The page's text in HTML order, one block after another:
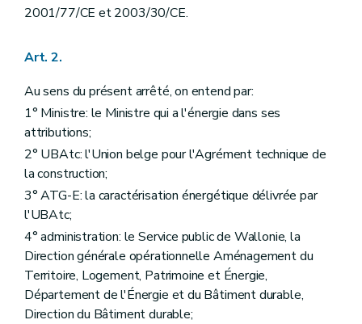
Art. 80
Art. 81
Chapitre VI Sanctions des centres de formation agréés
Art. 84
Art. 85
Titre VI
Art. 86
Art. 87
Art. 88
Art. 89
Titre VII
Dispositions transitoires, modificatives, abrogatoires et finales
Chapitre I
Art. 90
Art. 91
Art. 92
Art. 93
Art. 94
Art. 95
2001/77/CE et 2003/30/CE.
Art. 2.
Au sens du présent arrêté, on entend par:
1° Ministre: le Ministre qui a l'énergie dans ses
attributions;
2° UBAtc: l'Union belge pour l'Agrément technique de
la construction;
3° ATG-E: la caractérisation énergétique délivrée par
l'UBAtc;
4° administration: le Service public de Wallonie, la
Direction générale opérationnelle Aménagement du
Territoire, Logement, Patrimoine et Énergie,
Département de l'Énergie et du Bâtiment durable,
Direction du Bâtiment durable;